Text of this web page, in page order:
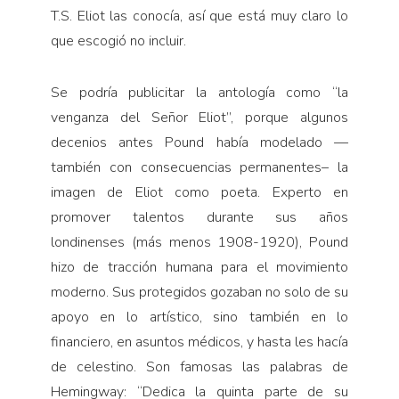
T.S. Eliot las conocía, así que está muy claro lo
que escogió no incluir.
Se podría publicitar la antología como “la
venganza del Señor Eliot”, porque algunos
decenios antes Pound había modelado —
también con consecuencias permanentes– la
imagen de Eliot como poeta. Experto en
promover talentos durante sus años
londinenses (más menos 1908-1920), Pound
hizo de tracción humana para el movimiento
moderno. Sus protegidos gozaban no solo de su
apoyo en lo artístico, sino también en lo
financiero, en asuntos médicos, y hasta les hacía
de celestino. Son famosas las palabras de
Hemingway: “Dedica la quinta parte de su